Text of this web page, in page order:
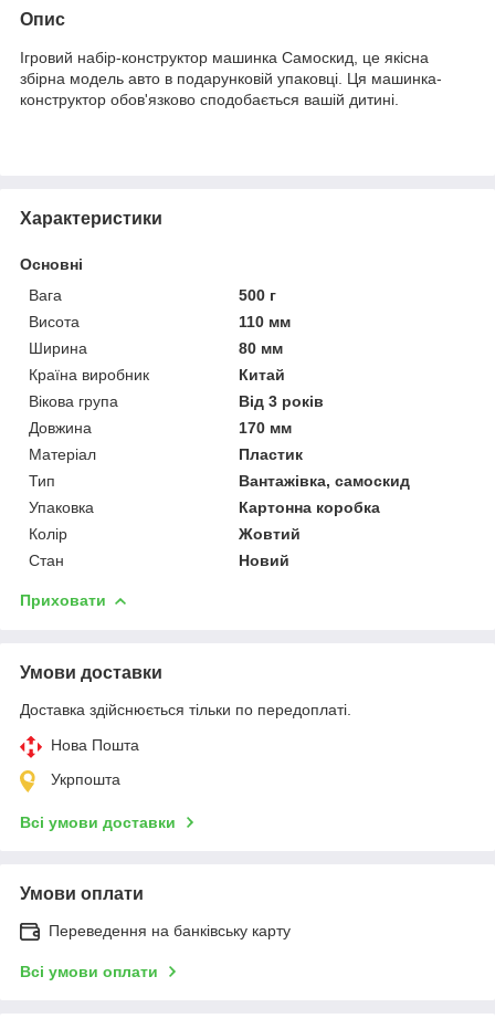
Опис
Ігровий набір-конструктор машинка Самоскид, це якісна
збірна модель авто в подарунковій упаковці. Ця машинка-
конструктор обов'язково сподобається вашій дитині.
Характеристики
Основні
Вага
500 г
Висота
110 мм
Ширина
80 мм
Країна виробник
Китай
Вікова група
Від 3 років
Довжина
170 мм
Матеріал
Пластик
Тип
Вантажівка, самоскид
Упаковка
Картонна коробка
Колір
Жовтий
Стан
Новий
Приховати
Умови доставки
Доставка здійснюється тільки по передоплаті.
Нова Пошта
Укрпошта
Всі умови доставки
Умови оплати
Переведення на банківську карту
Всі умови оплати